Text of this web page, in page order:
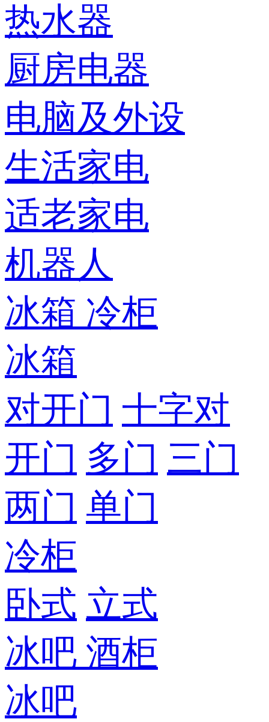
热水器
厨房电器
电脑及外设
生活家电
适老家电
机器人
冰箱 冷柜
冰箱
对开门 十字对
开门 多门 三门
两门 单门
冷柜
卧式 立式
冰吧 酒柜
冰吧